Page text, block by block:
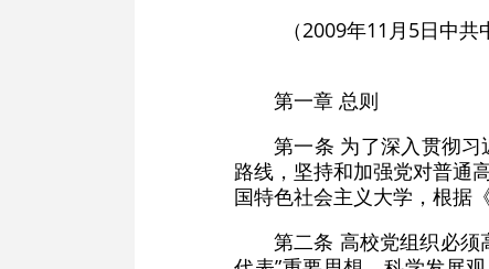
（2009年11月5日中
第一章 总则
第一条 为了深入贯彻
路线，坚持和加强党对普通
国特色社会主义大学，根据
第二条 高校党组织必须